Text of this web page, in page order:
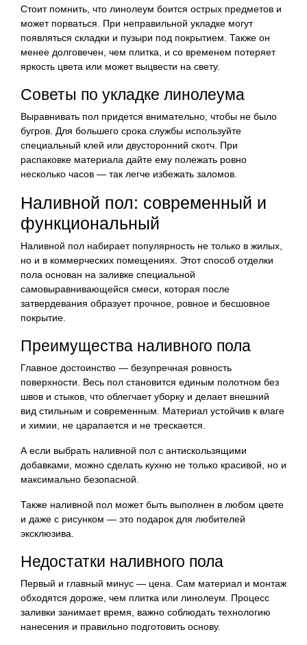
Стоит помнить, что линолеум боится острых предметов и
может порваться. При неправильной укладке могут
появляться складки и пузыри под покрытием. Также он
менее долговечен, чем плитка, и со временем потеряет
яркость цвета или может выцвести на свету.
Советы по укладке линолеума
Выравнивать пол придется внимательно, чтобы не было
бугров. Для большего срока службы используйте
специальный клей или двусторонний скотч. При
распаковке материала дайте ему полежать ровно
несколько часов — так легче избежать заломов.
Наливной пол: современный и
функциональный
Наливной пол набирает популярность не только в жилых,
но и в коммерческих помещениях. Этот способ отделки
пола основан на заливке специальной
самовыравнивающейся смеси, которая после
затвердевания образует прочное, ровное и бесшовное
покрытие.
Преимущества наливного пола
Главное достоинство — безупречная ровность
поверхности. Весь пол становится единым полотном без
швов и стыков, что облегчает уборку и делает внешний
вид стильным и современным. Материал устойчив к влаге
и химии, не царапается и не трескается.
А если выбрать наливной пол с антискользящими
добавками, можно сделать кухню не только красивой, но и
максимально безопасной.
Также наливной пол может быть выполнен в любом цвете
и даже с рисунком — это подарок для любителей
эксклюзива.
Недостатки наливного пола
Первый и главный минус — цена. Сам материал и монтаж
обходятся дороже, чем плитка или линолеум. Процесс
заливки занимает время, важно соблюдать технологию
нанесения и правильно подготовить основу.